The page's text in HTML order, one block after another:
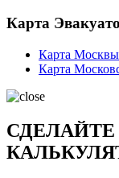
Карта
Карта Москвы
Карта
СДЕЛАЙТЕ